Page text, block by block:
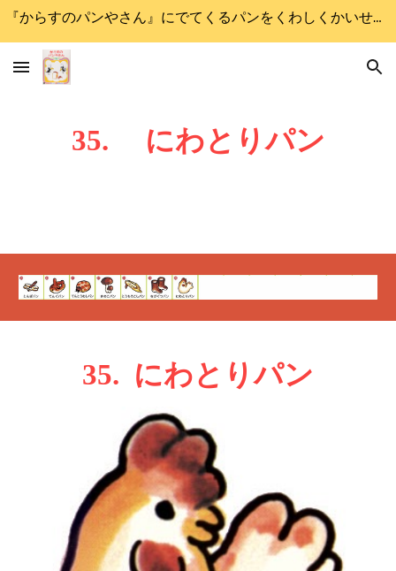
『からすのパンやさん』にでてくるパンをくわしくかいせつします
35. にわとりパン
35. にわとりパン